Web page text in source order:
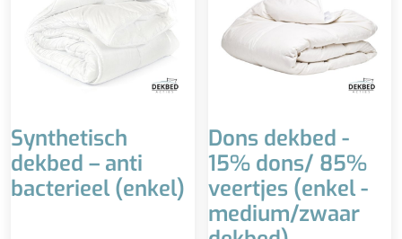
Vuilafstotend
Warm
Wasbaar
Zwaar
Synthetisch
dekbed – anti
bacterieel (enkel)
Anti-bacterieel
Reukloos & goede
isolatie (holle vezel)
Minder luxe uitstraling,
Dons dekbed -
15% dons/ 85%
veertjes (enkel -
medium/zwaar
Downafresh keurmerk
Mindere kwaliteit dan
ganzendons